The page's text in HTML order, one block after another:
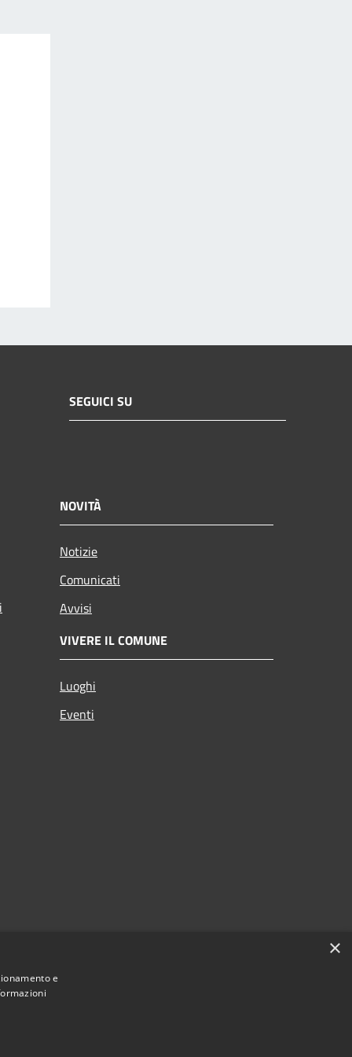
SEGUICI SU
NOVITÀ
Notizie
Comunicati
Avvisi
VIVERE IL COMUNE
Luoghi
Eventi
×
e